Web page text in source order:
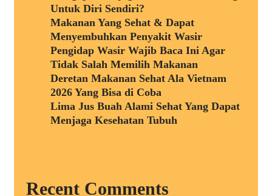
Untuk Diri Sendiri?
Makanan Yang Sehat & Dapat
Menyembuhkan Penyakit Wasir
Pengidap Wasir Wajib Baca Ini Agar
Tidak Salah Memilih Makanan
Deretan Makanan Sehat Ala Vietnam
2026 Yang Bisa di Coba
Lima Jus Buah Alami Sehat Yang Dapat
Menjaga Kesehatan Tubuh
Recent Comments